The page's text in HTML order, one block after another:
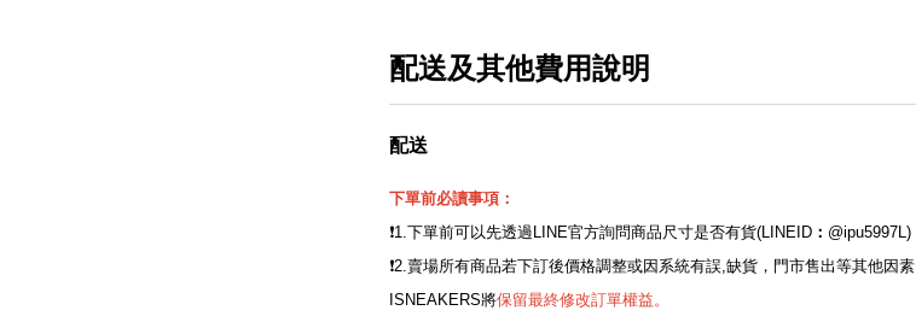
配送及其他費用說明
配送
下單前必讀事項：
❗️1.下單前可以先透過LINE官方詢問商品尺寸是否有貨(LINEID ： @ipu5997L)
❗️2.賣場所有商品若下訂後價格調整或因系統有誤,缺貨，門市售出等其他因素
ISNEAKERS將保留最終修改訂單權益。